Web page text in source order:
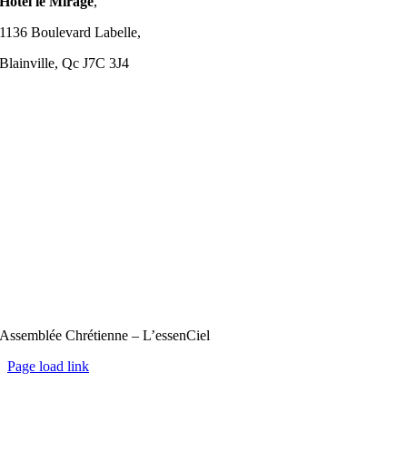
1136 Boulevard Labelle,
Blainville, Qc J7C 3J4
Assemblée Chrétienne – L’essenCiel
Page load link